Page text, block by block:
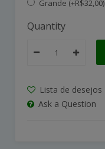
Grande (+R$32,00)
Quantity
Lista de desejos
Ask a Question